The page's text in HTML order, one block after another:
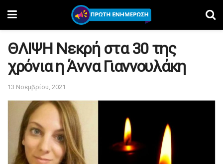
ΘΛΙΨΗ Νεκρή στα 30 της
χρόνια η Άννα Γιαννουλάκη
13 Νοεμβρίου, 2021